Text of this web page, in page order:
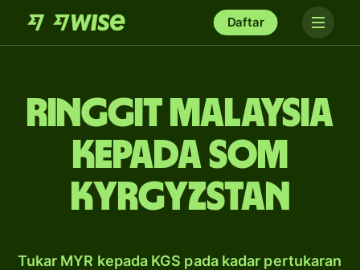
Daftar
ringgit Malaysia
kepada som
Kyrgyzstan
Tukar MYR kepada KGS pada kadar pertukaran